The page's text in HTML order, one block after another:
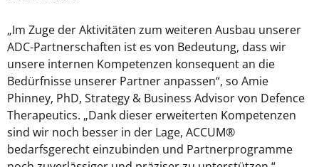
„Im Zuge der Aktivitäten zum weiteren Ausbau unserer
ADC-Partnerschaften ist es von Bedeutung, dass wir
unsere internen Kompetenzen konsequent an die
Bedürfnisse unserer Partner anpassen“, so Amie
Phinney, PhD, Strategy & Business Advisor von Defence
Therapeutics. „Dank dieser erweiterten Kompetenzen
sind wir noch besser in der Lage, ACCUM®
bedarfsgerecht einzubinden und Partnerprogramme